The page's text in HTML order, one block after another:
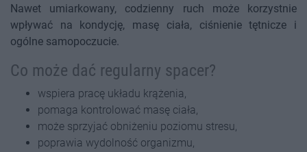
Nawet umiarkowany, codzienny ruch może korzystnie
wpływać na kondycję, masę ciała, ciśnienie tętnicze i
ogólne samopoczucie.
Co może dać regularny spacer?
wspiera pracę układu krążenia,
pomaga kontrolować masę ciała,
może sprzyjać obniżeniu poziomu stresu,
poprawia wydolność organizmu,